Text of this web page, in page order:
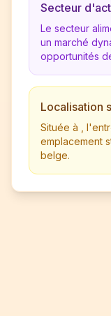
Secteur
Le secteur
un marché
opportunités
Localisation
Située à ,
emplacement
belge.